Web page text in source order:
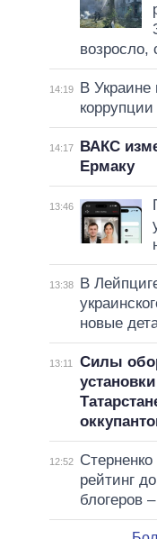
возросло,
14:19
В Украине
14:17
ВАКС
Ермаку
13:46
13:38
В
новые
13:11
Силы
12:52
рейтинг
блогеров